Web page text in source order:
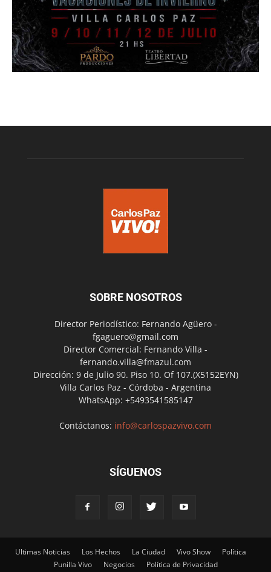
SOBRE NOSOTROS
Director Periodístico: Fernando Agüero -
fgaguero@gmail.com
Director Comercial: Fernando Villa -
fernando.villa@fmazul.com
Dirección: 9 de Julio 90. Piso 10. Of 107.(X5152EYN)
Villa Carlos Paz - Córdoba - Argentina
WhatsApp: +5493541585147
Contáctanos: info@carlospazvivo.com
SÍGUENOS
Ultimas Noticias Los Hechos La Ciudad Vivo Show
Política
Punilla Vivo
Negocios Política de Privacidad